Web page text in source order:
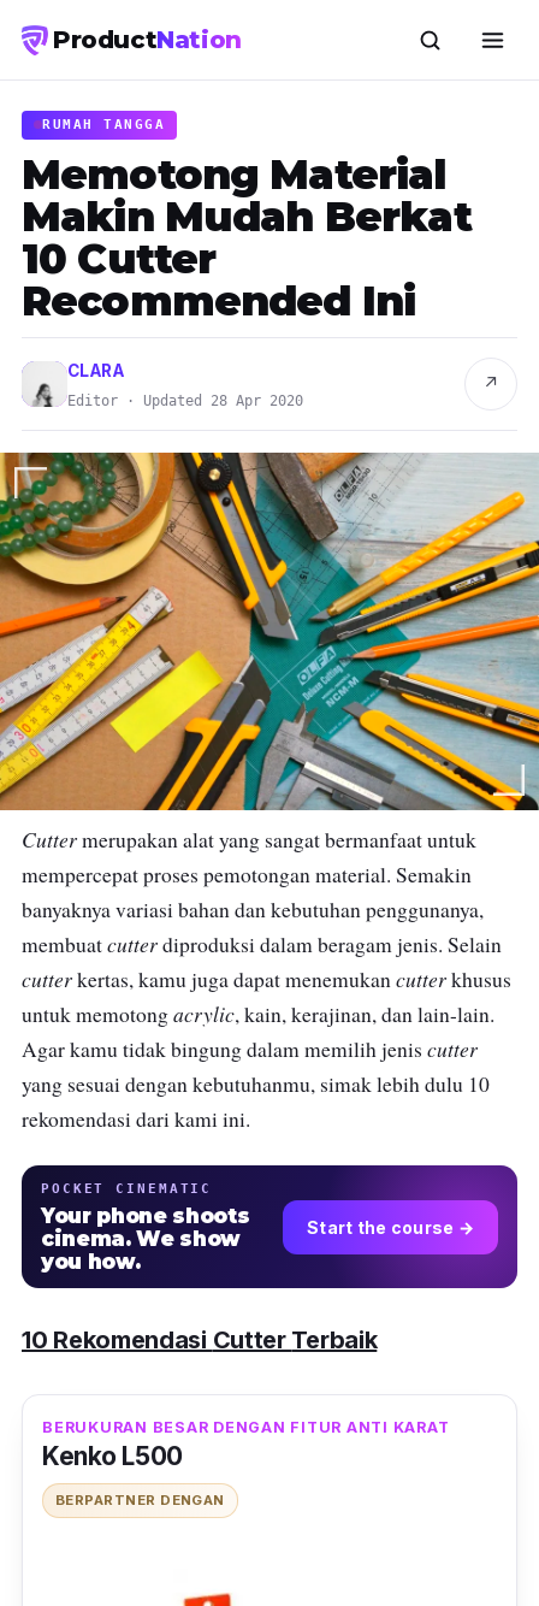
ProductNation
RUMAH TANGGA
Memotong Material
Makin Mudah Berkat
10 Cutter
Recommended Ini
CLARA
Editor · Updated 28 Apr 2020
↗
Cuttermerupakan alat yang sangat bermanfaat untuk
mempercepat proses pemotongan material. Semakin
banyaknya variasi bahan dan kebutuhan penggunanya,
membuatcutterdiproduksi dalam beragam jenis. Selain
cutterkertas, kamu juga dapat menemukancutterkhusus
untuk memotongacrylic, kain, kerajinan, dan lain-lain.
Agar kamu tidak bingung dalam memilih jenis cutter
yang sesuai dengan kebutuhanmu, simak lebih dulu 10
rekomendasi dari kami ini.
POCKET CINEMATIC
Your phone shoots
cinema. We show
you how.
Start the course →
10 Rekomendasi Cutter Terbaik
BERUKURAN BESAR DENGAN FITUR ANTI KARAT
Kenko L500
BERPARTNER DENGAN